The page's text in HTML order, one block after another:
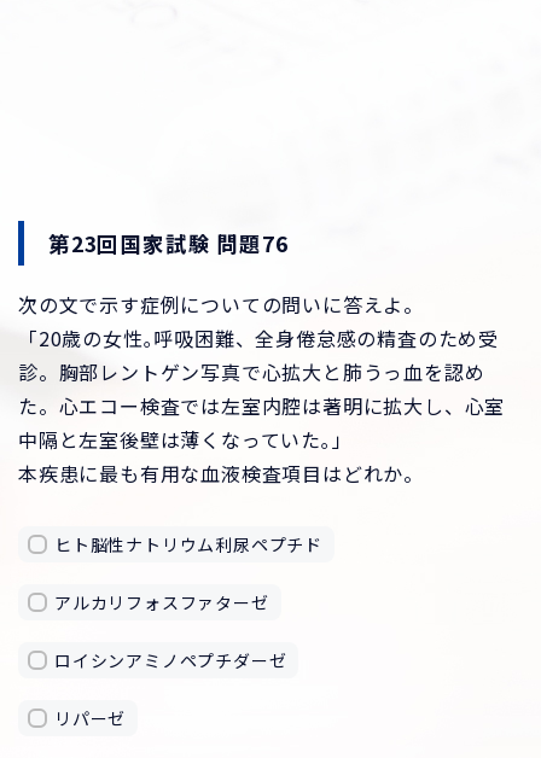
第23回国家試験 問題76
次の文で示す症例についての問いに答えよ。
「20歳の女性｡呼吸困難、全身倦怠感の精査のため受
診。胸部レントゲン写真で心拡大と肺うっ血を認め
た。心エコー検査では左室内腔は著明に拡大し、心室
中隔と左室後壁は薄くなっていた｡」
本疾患に最も有用な血液検査項目はどれか。
ヒト脳性ナトリウム利尿ペプチド
アルカリフォスファターゼ
ロイシンアミノペプチダーゼ
リパーゼ